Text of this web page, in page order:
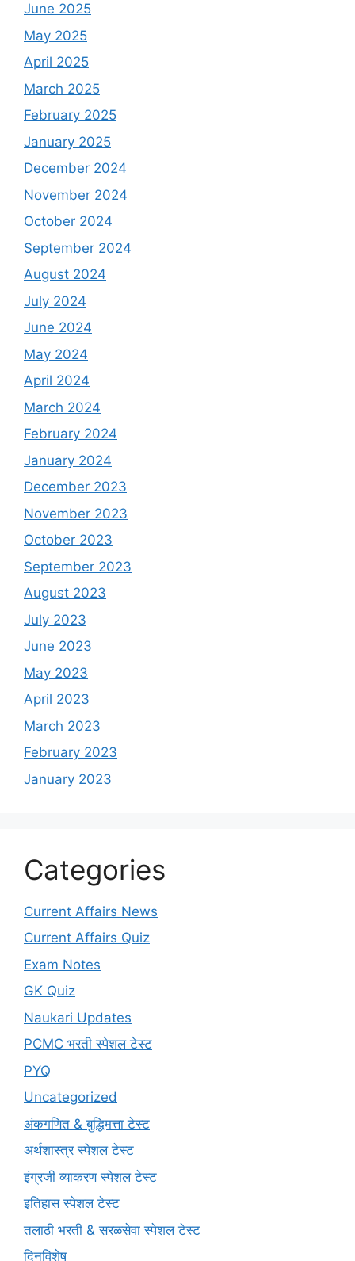
June 2025
May 2025
April 2025
March 2025
February 2025
January 2025
December 2024
November 2024
October 2024
September 2024
August 2024
July 2024
June 2024
May 2024
April 2024
March 2024
February 2024
January 2024
December 2023
November 2023
October 2023
September 2023
August 2023
July 2023
June 2023
May 2023
April 2023
March 2023
February 2023
January 2023
Categories
Current Affairs News
Current Affairs Quiz
Exam Notes
GK Quiz
Naukari Updates
PCMC भरती स्पेशल टेस्ट
PYQ
Uncategorized
अंकगणित & बुद्धिमत्ता टेस्ट
अर्थशास्त्र स्पेशल टेस्ट
इंग्रजी व्याकरण स्पेशल टेस्ट
इतिहास स्पेशल टेस्ट
तलाठी भरती & सरळसेवा स्पेशल टेस्ट
दिनविशेष